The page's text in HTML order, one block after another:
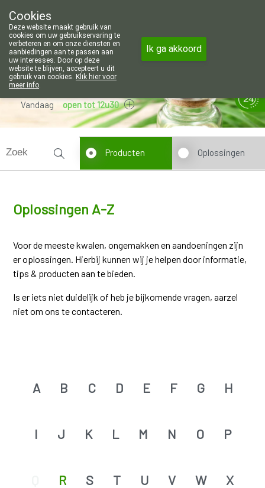
011/606002
Vandaag open tot 12u30
Oplossingen A-Z
Producten Oplossingen
Voor de meeste kwalen, ongemakken en aandoeningen zijn
er oplossingen. Hierbij kunnen wij je helpen door informatie,
tips & producten aan te bieden.
Is er iets niet duidelijk of heb je bijkomende vragen, aarzel
niet om ons te contacteren.
A B C D E F G H
I J K L M N O P
R S T U V W X
Cookies
Deze website maakt gebruik van
cookies om uw gebruikservaring te
verbeteren en om onze diensten en
aanbiedingen aan te passen aan
uw interesses. Door op deze
website te blijven, accepteert u dit
gebruik van cookies. Klik hier voor
meer info.
Ik ga akkoord